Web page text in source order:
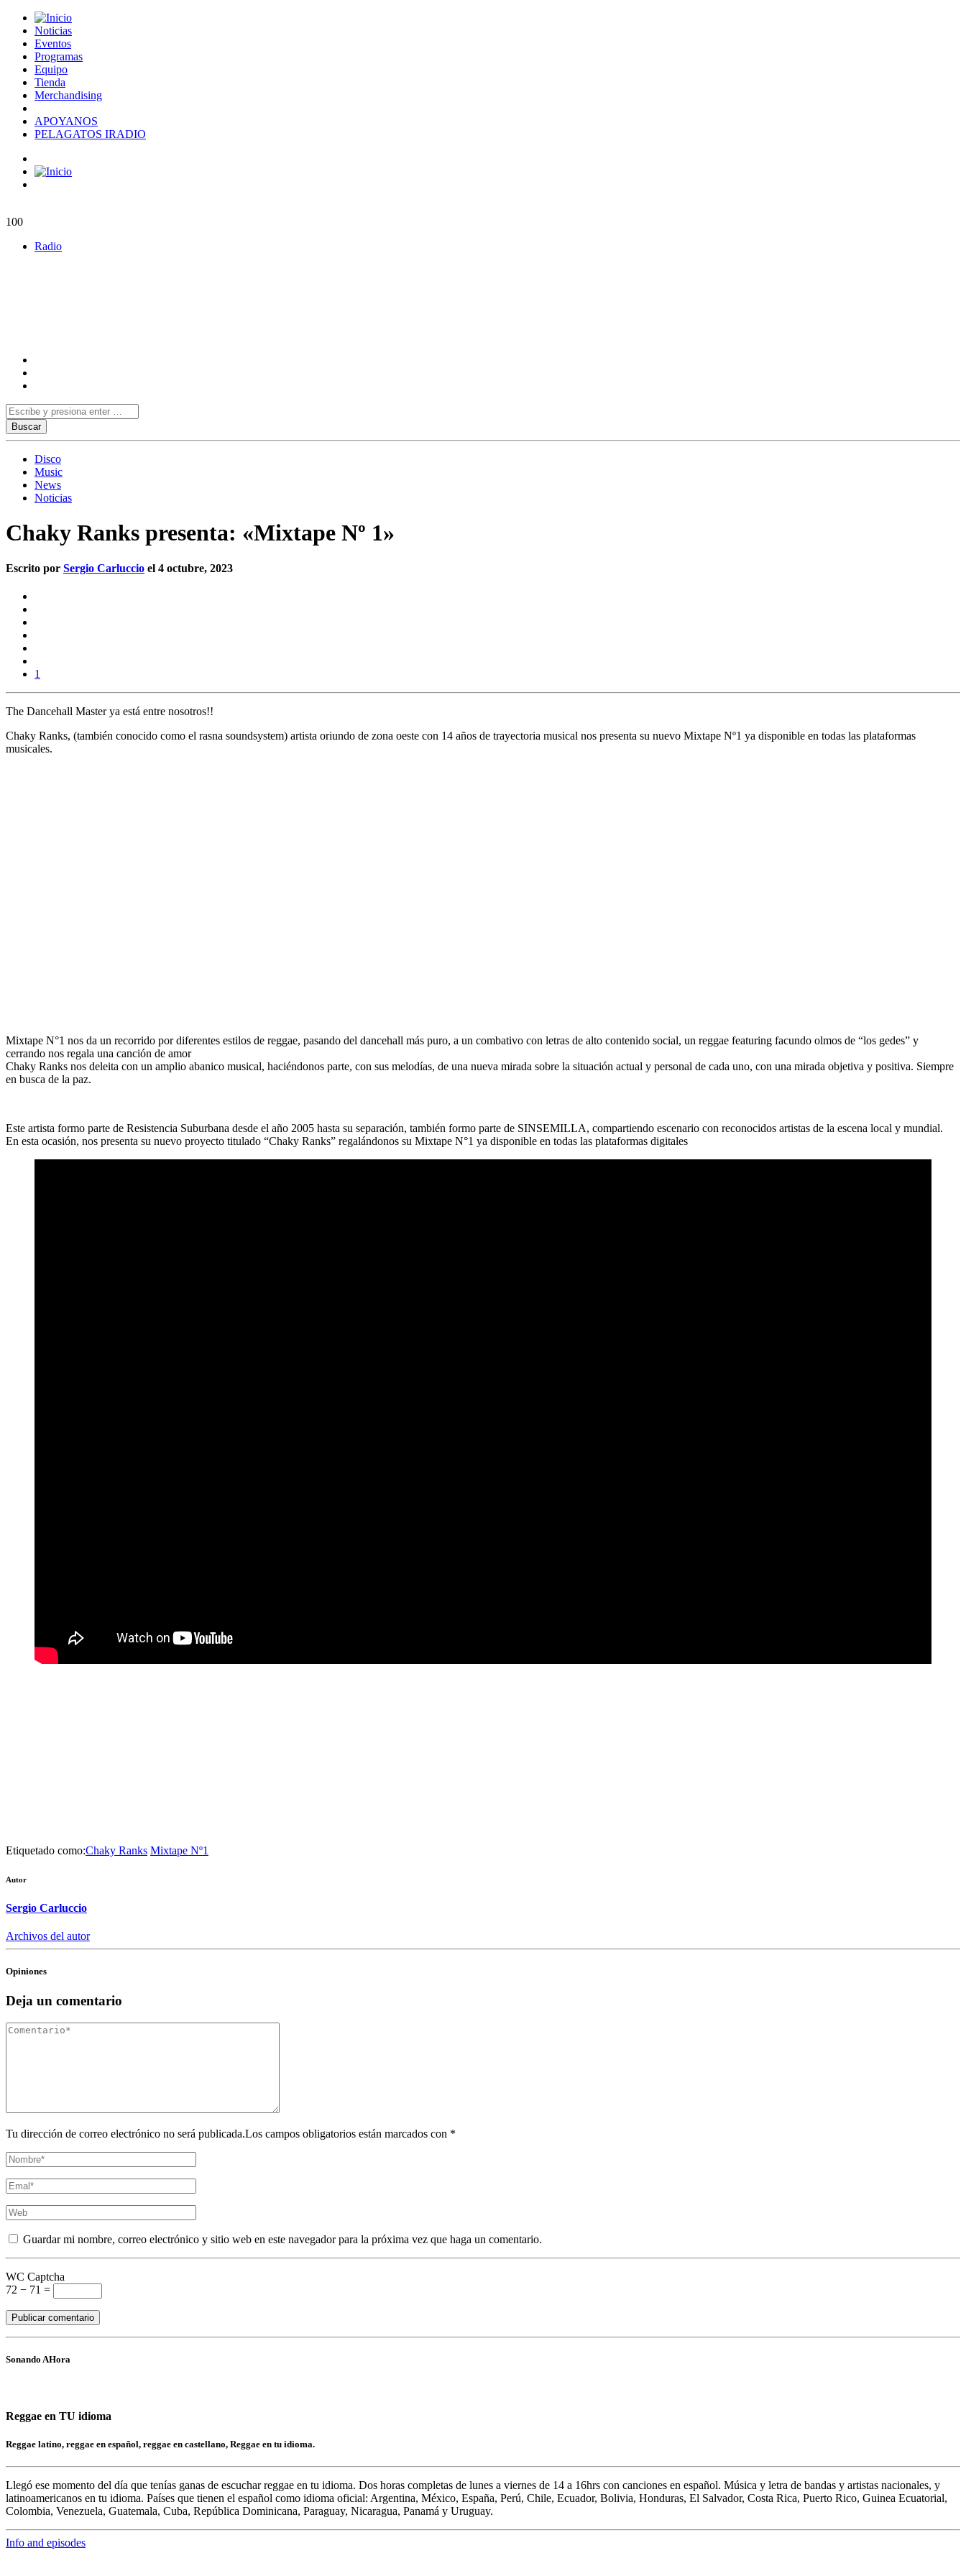
Noticias
Eventos
Programas
Equipo
Tienda
Merchandising
APOYANOS
PELAGATOS IRADIO
100
Radio
Disco
Music
News
Noticias
Chaky Ranks presenta: «Mixtape Nº 1»
Escrito por Sergio Carluccio el 4 octubre, 2023
1
The Dancehall Master ya está entre nosotros!!
Chaky Ranks, (también conocido como el rasna soundsystem) artista oriundo de zona oeste con 14 años de trayectoria musical nos presenta su nuevo Mixtape Nº1 ya disponible en todas las plataformas
musicales.
Mixtape N°1 nos da un recorrido por diferentes estilos de reggae, pasando del dancehall más puro, a un combativo con letras de alto contenido social, un reggae featuring facundo olmos de “los gedes” y
cerrando nos regala una canción de amor
Chaky Ranks nos deleita con un amplio abanico musical, haciéndonos parte, con sus melodías, de una nueva mirada sobre la situación actual y personal de cada uno, con una mirada objetiva y positiva. Siempre
en busca de la paz.
Este artista formo parte de Resistencia Suburbana desde el año 2005 hasta su separación, también formo parte de SINSEMILLA, compartiendo escenario con reconocidos artistas de la escena local y mundial.
En esta ocasión, nos presenta su nuevo proyecto titulado “Chaky Ranks” regalándonos su Mixtape N°1 ya disponible en todas las plataformas digitales
Etiquetado como:Chaky Ranks Mixtape Nº1
Autor
Sergio Carluccio
Archivos del autor
Opiniones
Deja un comentario
Tu dirección de correo electrónico no será publicada.Los campos obligatorios están marcados con *
Guardar mi nombre, correo electrónico y sitio web en este navegador para la próxima vez que haga un comentario.
WC Captcha
72 − 71 =
Sonando AHora
Reggae en TU idioma
Reggae latino, reggae en español, reggae en castellano, Reggae en tu idioma.
Llegó ese momento del día que tenías ganas de escucharreggae en tu idioma. Dos horas completas de lunes a viernes de 14 a 16hrs con canciones en español. Música y letra de bandas y artistas nacionales, y
latinoamericanos en tu idioma. Países que tienen el español como idioma oficial: Argentina, México, España, Perú, Chile, Ecuador, Bolivia, Honduras, El Salvador, Costa Rica, Puerto Rico, Guinea Ecuatorial,
Colombia, Venezuela, Guatemala, Cuba, República Dominicana, Paraguay, Nicaragua, Panamá y Uruguay.
Info and episodes